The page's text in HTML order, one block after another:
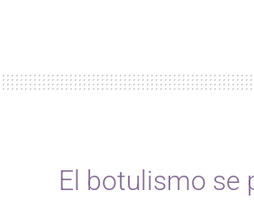
El botulismo se